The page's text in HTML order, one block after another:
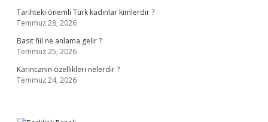
Tarihteki önemli Türk kadınlar kimlerdir ?
Temmuz 28, 2026
Basit fiil ne anlama gelir ?
Temmuz 25, 2026
Karincanin özellikleri nelerdir ?
Temmuz 24, 2026